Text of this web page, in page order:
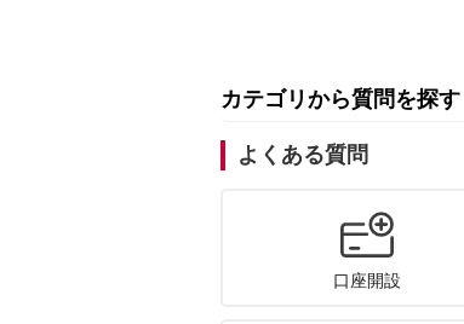
カテゴリから質問を探す
よくある質問
口座開設